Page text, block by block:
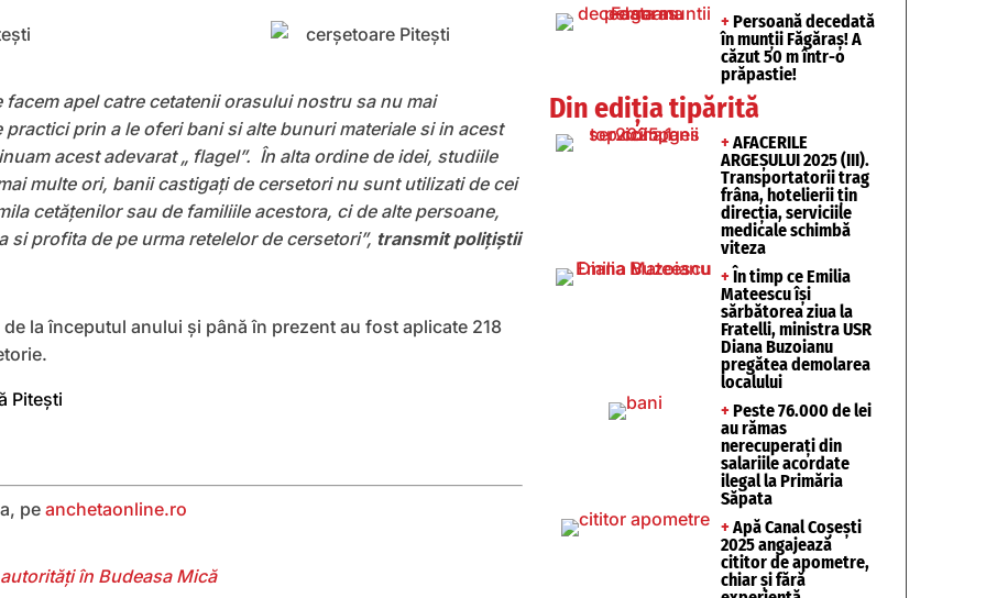
facem apel catre cetatenii orasului nostru sa nu mai
prin a le oferi bani si alte bunuri materiale si in acest
acest adevarat „ flagel”. În alta ordine de idei, studiile
multe ori, banii castigaţi de cersetori nu sunt utilizati de cei
cetăţenilor sau de familiile acestora, ci de alte persoane,
si profita de pe urma retelelor de cersetori”, transmit polițiștii
la începutul anului și până în prezent au fost aplicate 218
Pitești
pe anchetaonline.ro
în Budeasa Mică
+ Persoană decedată
în munții Făgăraș! A
căzut 50 m într-o
prăpastie!
Din ediția tipărită
+ AFACERILE
ARGEȘULUI 2025 (III).
Transportatorii trag
frâna, hotelierii țin
direcția, serviciile
medicale schimbă
viteza
+ În timp ce Emilia
Mateescu își
sărbătorea ziua la
Fratelli, ministra USR
Diana Buzoianu
pregătea demolarea
localului
+ Peste 76.000 de lei
au rămas
nerecuperați din
salariile acordate
ilegal la Primăria
Săpata
+ Apă Canal Coșești
2025 angajează
cititor de apometre,
chiar și fără